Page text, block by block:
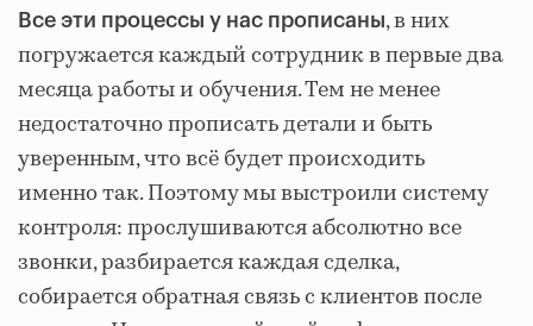
Все эти процессы у нас прописаны, в них
погружается каждый сотрудник в первые два
месяца работы и обучения. Тем не менее
недостаточно прописать детали и быть
уверенным, что всё будет происходить
именно так. Поэтому мы выстроили систему
контроля: прослушиваются абсолютно все
звонки, разбирается каждая сделка,
собирается обратная связь с клиентов после